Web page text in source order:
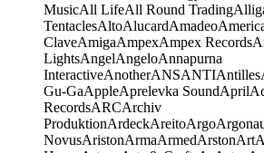
MusicAll LifeAll Round Trading
TentaclesAltoAlucardAmadeo
ClaveAmigaAmpexAmpex Records
LightsAngelAngeloAnnapurna
InteractiveAnotherANSANTIAntilles
Gu-GaAppleAprelevka SoundApril
RecordsARCArchiv
ProduktionArdeckAreitoArgo
NovusAristonArmaArmedArstonArt